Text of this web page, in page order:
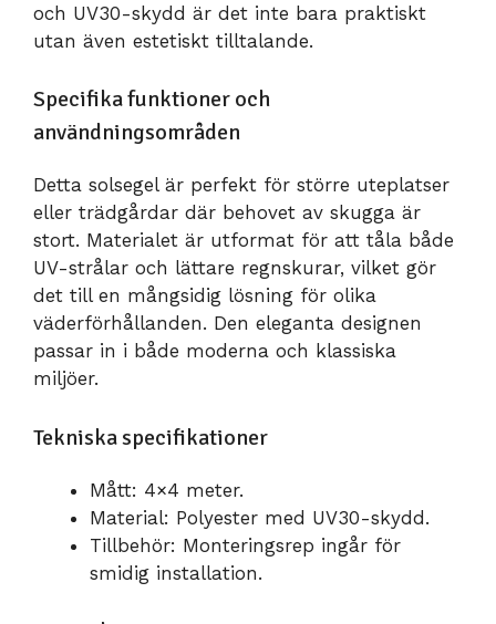
och UV30-skydd är det inte bara praktiskt
utan även estetiskt tilltalande.
Specifika funktioner och
användningsområden
Detta solsegel är perfekt för större uteplatser
eller trädgårdar där behovet av skugga är
stort. Materialet är utformat för att tåla både
UV-strålar och lättare regnskurar, vilket gör
det till en mångsidig lösning för olika
väderförhållanden. Den eleganta designen
passar in i både moderna och klassiska
miljöer.
Tekniska specifikationer
Mått: 4×4 meter.
Material: Polyester med UV30-skydd.
Tillbehör: Monteringsrep ingår för
smidig installation.